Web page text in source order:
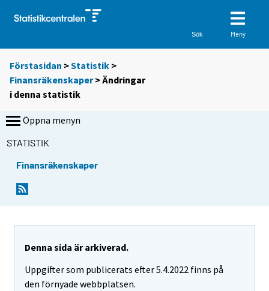
Sök Meny
Förstasidan >Statistik >
Finansräkenskaper> Ändringar
i denna statistik
Öppna menyn
STATISTIK
Finansräkenskaper
Denna sida är arkiverad.
Uppgifter som publicerats efter 5.4.2022 finns på
den förnyade webbplatsen.